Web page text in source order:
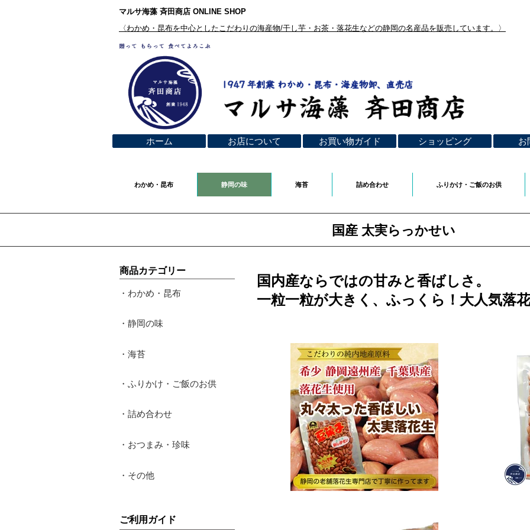
マルサ海藻 斉田商店 ONLINE SHOP
国産 太実らっかせい
国内産ならではの甘みと香ばしさ。
一粒一粒が大きく、ふっくら！大人気落
​商品カテゴリー
・わかめ・昆布
・静岡の味
・海苔
・ふりかけ・ご飯のお供
・詰め合わせ
・おつまみ・珍味
・その他
​ご利用ガイド
​〈わかめ・昆布を中心としたこだわりの海産物/干し芋・お茶・落花生などの静岡の名産品を販売しています。〉
ホーム お店について お買い物ガイド ショッピング お
わかめ・昆布 静岡の味 海苔 詰め合わせ ふりかけ・ご飯のお供